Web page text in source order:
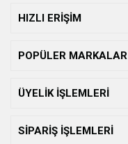
HIZLI ERİŞİM
POPÜLER MARKALAR
ÜYELİK İŞLEMLERİ
SİPARİŞ İŞLEMLERİ